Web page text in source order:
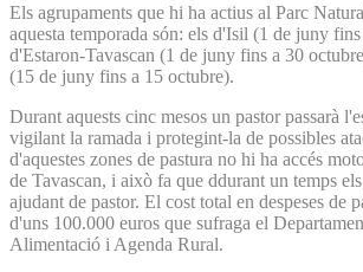
Els agrupaments que hi ha actius al Parc
aquesta temporada són: els d'Isil (1 de juny
d'Estaron-Tavascan (1 de juny fins a 30
(15 de juny fins a 15 octubre).
Durant aquests cinc mesos un pastor passarà
vigilant la ramada i protegint-la de possibles
d'aquestes zones de pastura no hi ha accés
de Tavascan, i això fa que ddurant un temps
ajudant de pastor. El cost total en despeses de
d'uns 100.000 euros que sufraga el
Alimentació i Agenda Rural.